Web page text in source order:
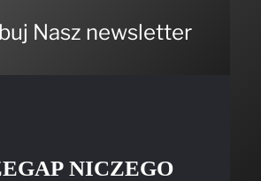
Nasz newsletter
NICZEGO